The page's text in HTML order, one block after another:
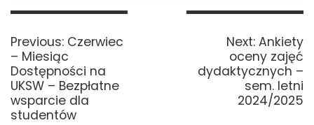
Nawigacja
Previous: Previous
post:
Czerwiec
– Miesiąc
Dostępności na
UKSW – Bezpłatne
wsparcie dla
studentów
Next: Next
post:
Ankiety
oceny zajęć
dydaktycznych –
sem. letni
2024/2025